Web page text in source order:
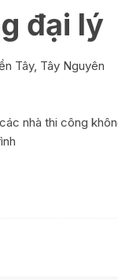
đại lý
Tây, Tây Nguyên
nhà thi công